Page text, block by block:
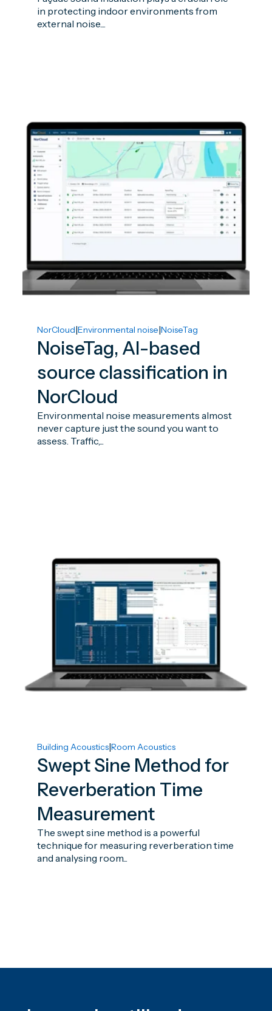
in protecting indoor environments from
external noise....
NorCloud|Environmental noise|NoiseTag
NoiseTag, AI-based
source classification in
NorCloud
Environmental noise measurements almost
never capture just the sound you want to
assess. Traffic,...
Building Acoustics|Room Acoustics
Swept Sine Method for
Reverberation Time
Measurement
The swept sine method is a powerful
technique for measuring reverberation time
and analysing room...